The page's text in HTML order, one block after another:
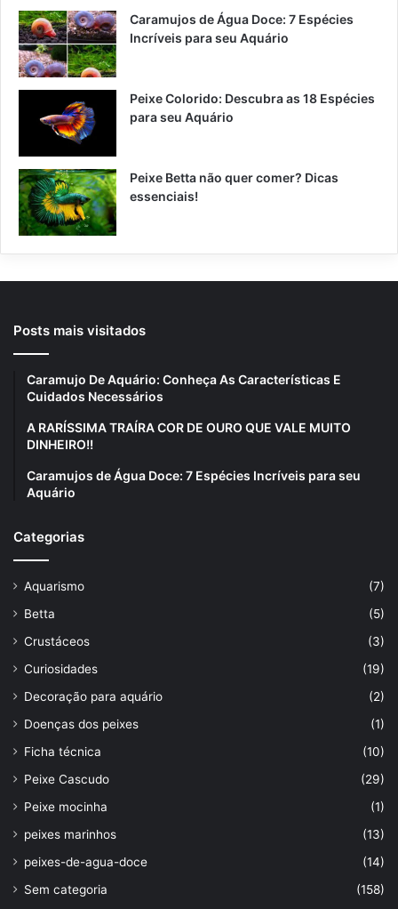
Caramujos de Água Doce: 7 Espécies
Incríveis para seu Aquário
Peixe Colorido: Descubra as 18 Espécies
para seu Aquário
Peixe Betta não quer comer? Dicas
essenciais!
Posts mais visitados
Caramujo De Aquário: Conheça As Características E
Cuidados Necessários
A RARÍSSIMA TRAÍRA COR DE OURO QUE VALE MUITO
DINHEIRO!!
Caramujos de Água Doce: 7 Espécies Incríveis para seu
Aquário
Categorias
Aquarismo
(7)
Betta
(5)
Crustáceos
(3)
Curiosidades
(19)
Decoração para aquário
(2)
Doenças dos peixes
(1)
Ficha técnica
(10)
Peixe Cascudo
(29)
Peixe mocinha
(1)
peixes marinhos
(13)
peixes-de-agua-doce
(14)
Sem categoria
(158)